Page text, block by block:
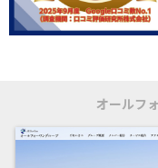
オールフ